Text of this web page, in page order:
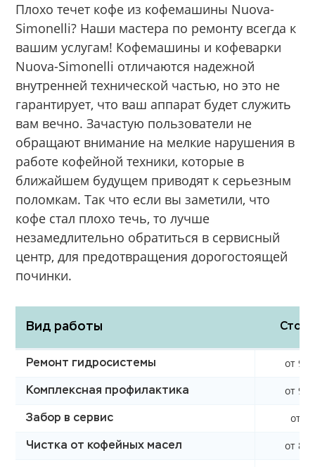
Плохо течет кофе из кофемашины Nuova-
Simonelli? Наши мастера по ремонту всегда к
вашим услугам! Кофемашины и кофеварки
Nuova-Simonelli отличаются надежной
внутренней технической частью, но это не
гарантирует, что ваш аппарат будет служить
вам вечно. Зачастую пользователи не
обращают внимание на мелкие нарушения в
работе кофейной техники, которые в
ближайшем будущем приводят к серьезным
поломкам. Так что если вы заметили, что
кофе стал плохо течь, то лучше
незамедлительно обратиться в сервисный
центр, для предотвращения дорогостоящей
починки.
Вид работы
Ремонт гидросистемы от
Комплексная профилактика от
Забор в сервис от 0
Чистка от кофейных масел от